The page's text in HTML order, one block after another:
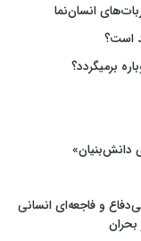
انسان‌نما
است؟
برمیگردد؟
و فاجعه‌ای انسانی